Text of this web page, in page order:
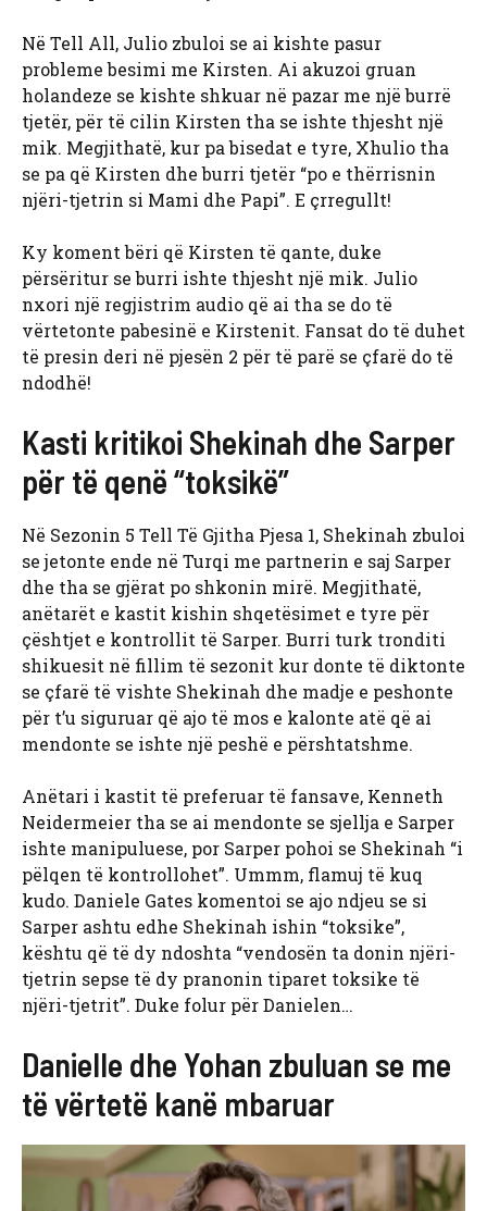
Në Tell All, Julio zbuloi se ai kishte pasur
probleme besimi me Kirsten. Ai akuzoi gruan
holandeze se kishte shkuar në pazar me një burrë
tjetër, për të cilin Kirsten tha se ishte thjesht një
mik. Megjithatë, kur pa bisedat e tyre, Xhulio tha
se pa që Kirsten dhe burri tjetër “po e thërrisnin
njëri-tjetrin si Mami dhe Papi”. E çrregullt!
Ky koment bëri që Kirsten të qante, duke
përsëritur se burri ishte thjesht një mik. Julio
nxori një regjistrim audio që ai tha se do të
vërtetonte pabesinë e Kirstenit. Fansat do të duhet
të presin deri në pjesën 2 për të parë se çfarë do të
ndodhë!
Kasti kritikoi Shekinah dhe Sarper
për të qenë “toksikë”
Në Sezonin 5 Tell Të Gjitha Pjesa 1, Shekinah zbuloi
se jetonte ende në Turqi me partnerin e saj Sarper
dhe tha se gjërat po shkonin mirë. Megjithatë,
anëtarët e kastit kishin shqetësimet e tyre për
çështjet e kontrollit të Sarper. Burri turk tronditi
shikuesit në fillim të sezonit kur donte të diktonte
se çfarë të vishte Shekinah dhe madje e peshonte
për t’u siguruar që ajo të mos e kalonte atë që ai
mendonte se ishte një peshë e përshtatshme.
Anëtari i kastit të preferuar të fansave, Kenneth
Neidermeier tha se ai mendonte se sjellja e Sarper
ishte manipuluese, por Sarper pohoi se Shekinah “i
pëlqen të kontrollohet”. Ummm, flamuj të kuq
kudo. Daniele Gates komentoi se ajo ndjeu se si
Sarper ashtu edhe Shekinah ishin “toksike”,
kështu që të dy ndoshta “vendosën ta donin njëri-
tjetrin sepse të dy pranonin tiparet toksike të
njëri-tjetrit”. Duke folur për Danielen…
Danielle dhe Yohan zbuluan se me
të vërtetë kanë mbaruar